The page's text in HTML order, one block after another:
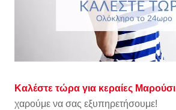
Καλέστε τώρα για κεραίες Μαρούσι
χαρούμε να σας εξυπηρετήσουμε!